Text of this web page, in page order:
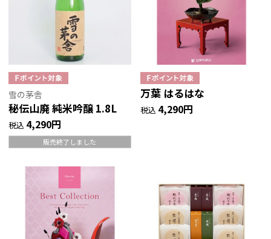
雪の茅舎
秘伝山廃 純米吟醸 1.8L
税込 4,290円
販売終了しました
万葉 はるはな
税込 4,290円